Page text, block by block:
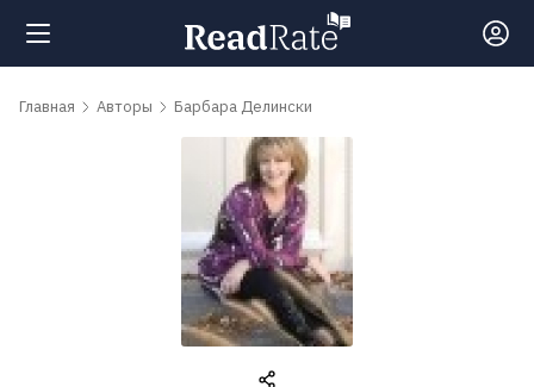
Поиск
Главная Авторы Барбара Делински